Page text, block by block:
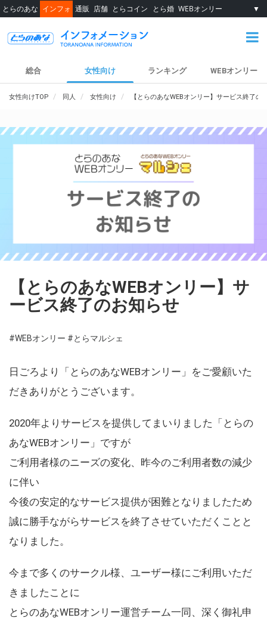
とらのあな インフォ 通販 店舗 とらコイン とら婚 WEBオンリー ▼
総合 女性向け ランキング WEBオンリー
女性向けTOP 同人 女性向け 【とらのあなWEBオンリー】サービス終了の
【とらのあなWEBオンリー】サ
ービス終了のお知らせ
#WEBオンリー #とらマルシェ
日ごろより「とらのあなWEBオンリー」をご愛顧いた
だきありがとうございます。
2020年よりサービスを提供してまいりました「とらの
あなWEBオンリー」ですが
ご利用者様のニーズの変化、昨今のご利用者数の減少
に伴い
今後の安定的なサービス提供が困難となりましたため
誠に勝手ながらサービスを終了させていただくことと
なりました。
今まで多くのサークル様、ユーザー様にご利用いただ
きましたことに
とらのあなWEBオンリー運営チーム一同、深く御礼申